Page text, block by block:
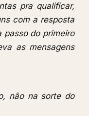
pra qualificar,
com a resposta
passo do primeiro
as mensagens
não na sorte do